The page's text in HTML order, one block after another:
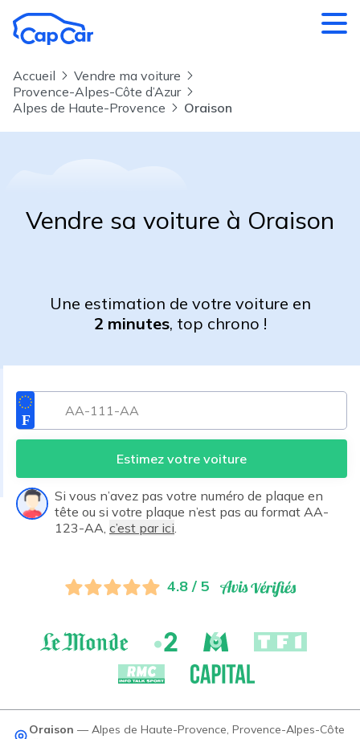
Accueil
Vendre ma voiture
Provence-Alpes-Côte d’Azur
Alpes de Haute-Provence
Oraison
Vendre sa voiture à Oraison
Une estimation de votre voiture en
2 minutes, top chrono !
Estimez votre voiture
Si vous n’avez pas votre numéro de plaque en
tête ou si votre plaque n’est pas au format AA-
123-AA, c’est par ici
4.8 / 5
Oraison — Alpes de Haute-Provence, Provence-Alpes-Côte